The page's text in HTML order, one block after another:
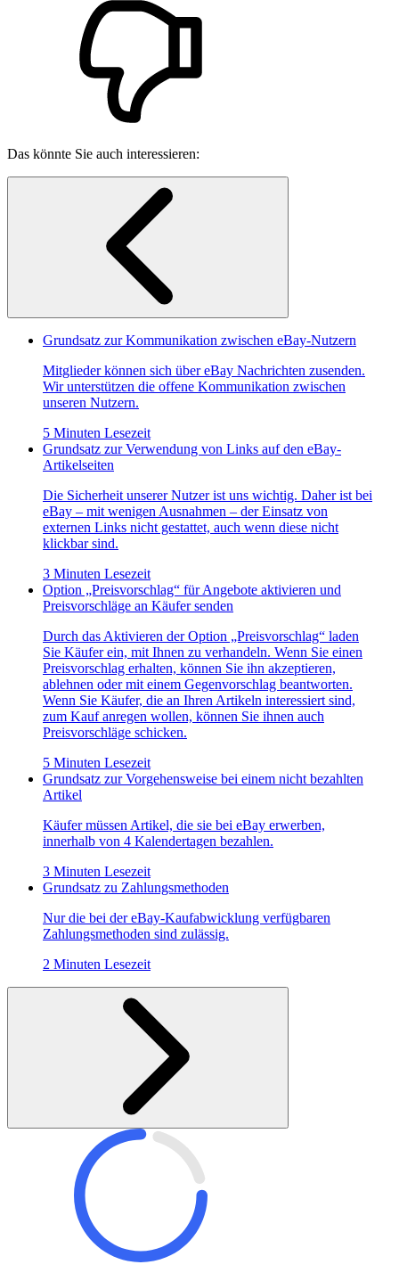
Das könnte Sie auch interessieren:
Grundsatz zur Kommunikation zwischen eBay-Nutzern
Mitglieder können sich über eBay Nachrichten zusenden.
Wir unterstützen die offene Kommunikation zwischen
unseren Nutzern.
5 Minuten Lesezeit
Grundsatz zur Verwendung von Links auf den eBay-
Artikelseiten
Die Sicherheit unserer Nutzer ist uns wichtig. Daher ist bei
eBay – mit wenigen Ausnahmen – der Einsatz von
externen Links nicht gestattet, auch wenn diese nicht
klickbar sind.
3 Minuten Lesezeit
Option „Preisvorschlag“ für Angebote aktivieren und
Preisvorschläge an Käufer senden
Durch das Aktivieren der Option „Preisvorschlag“ laden
Sie Käufer ein, mit Ihnen zu verhandeln. Wenn Sie einen
Preisvorschlag erhalten, können Sie ihn akzeptieren,
ablehnen oder mit einem Gegenvorschlag beantworten.
Wenn Sie Käufer, die an Ihren Artikeln interessiert sind,
zum Kauf anregen wollen, können Sie ihnen auch
Preisvorschläge schicken.
5 Minuten Lesezeit
Grundsatz zur Vorgehensweise bei einem nicht bezahlten
Artikel
Käufer müssen Artikel, die sie bei eBay erwerben,
innerhalb von 4 Kalendertagen bezahlen.
3 Minuten Lesezeit
Grundsatz zu Zahlungsmethoden
Nur die bei der eBay-Kaufabwicklung verfügbaren
Zahlungsmethoden sind zulässig.
2 Minuten Lesezeit